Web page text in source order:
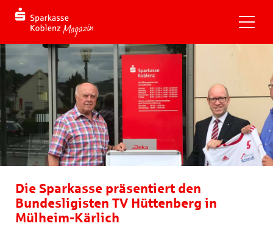
Die Sparkasse präsentiert den
Bundesligisten TV Hüttenberg in
Mülheim-Kärlich